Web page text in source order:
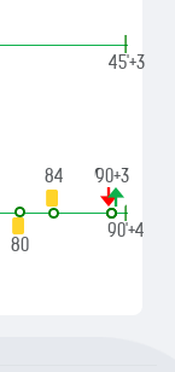
|
45'+3
84 90+2
90+3
80
|
90'+4